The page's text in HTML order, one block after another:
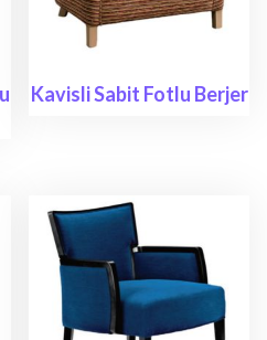
Kavisli Sabit Fotlu Berjer